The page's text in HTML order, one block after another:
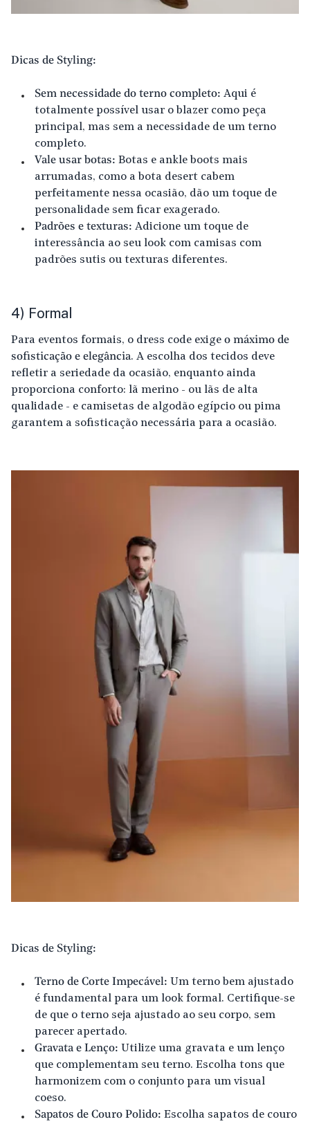
Dicas de Styling:
Sem necessidade do terno completo: Aqui é
totalmente possível usar o blazer como peça
principal, mas sem a necessidade de um terno
completo.
Vale usar botas: Botas e ankle boots mais
arrumadas, como a bota desert cabem
perfeitamente nessa ocasião, dão um toque de
personalidade sem ficar exagerado.
Padrões e texturas: Adicione um toque de
interessância ao seu look com camisas com
padrões sutis ou texturas diferentes.
4) Formal
Para eventos formais, o dress code exige o máximo de
sofisticação e elegância. A escolha dos tecidos deve
refletir a seriedade da ocasião, enquanto ainda
proporciona conforto: lã merino - ou lãs de alta
qualidade - e camisetas de algodão egípcio ou pima
garantem a sofisticação necessária para a ocasião.
Dicas de Styling:
Terno de Corte Impecável: Um terno bem ajustado
é fundamental para um look formal. Certifique-se
de que o terno seja ajustado ao seu corpo, sem
parecer apertado.
Gravata e Lenço: Utilize uma gravata e um lenço
que complementam seu terno. Escolha tons que
harmonizem com o conjunto para um visual
coeso.
Sapatos de Couro Polido: Escolha sapatos de couro